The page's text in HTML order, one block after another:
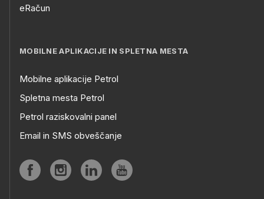
eRačun
MOBILNE APLIKACIJE IN SPLETNA MESTA
Mobilne aplikacije Petrol
Spletna mesta Petrol
Petrol raziskovalni panel
Email in SMS obveščanje